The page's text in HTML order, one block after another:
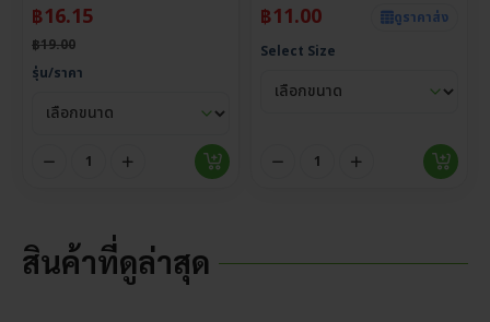
฿16.15
฿19.00
รุ่น/ราคา
฿11.00
ดูราคาส่ง
Select Size
สินค้าที่ดูล่าสุด